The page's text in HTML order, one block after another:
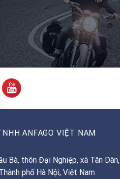
ANFAGO VIỆT NAM
Bà, thôn Đại Nghiệp, xã Tân Dân,
phố Hà Nội, Việt Nam